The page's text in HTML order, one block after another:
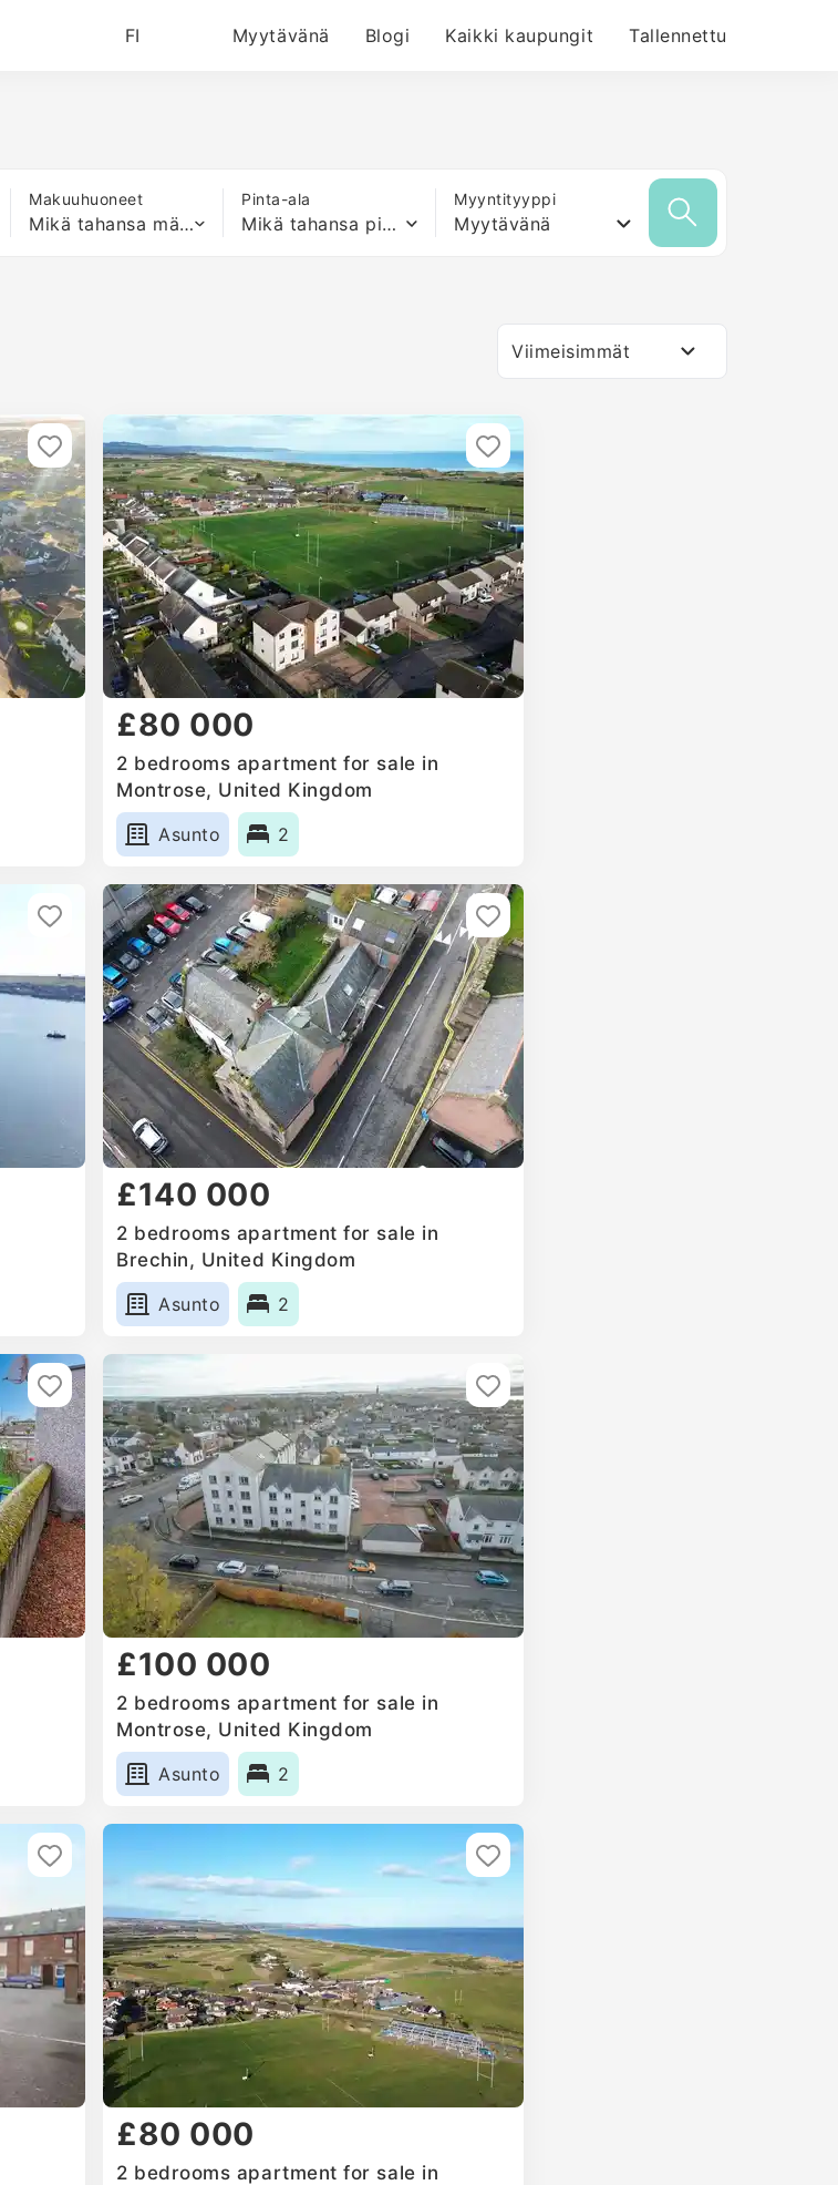
FI Myytävänä Blogi Kaikki kaupungit Tallennettu
Makuuhuoneet
Mikä tahansa määrä sänkyjä
Pinta-ala
Mikä tahansa pinta-ala
Myyntityyppi
Myytävänä
Viimeisimmät
£80 000
2 bedrooms apartment for sale in
Montrose, United Kingdom
Asunto
2
£140 000
2 bedrooms apartment for sale in
Brechin, United Kingdom
Asunto
2
£100 000
2 bedrooms apartment for sale in
Montrose, United Kingdom
Asunto
2
£80 000
2 bedrooms apartment for sale in